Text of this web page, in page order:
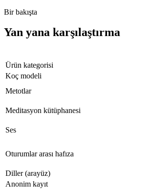
Bir bakışta
Yan yana karşılaştırma
Ürün kategorisi
Koç modeli
Metotlar
Meditasyon kütüphanesi
Ses
Oturumlar arası hafıza
Diller (arayüz)
Anonim kayıt